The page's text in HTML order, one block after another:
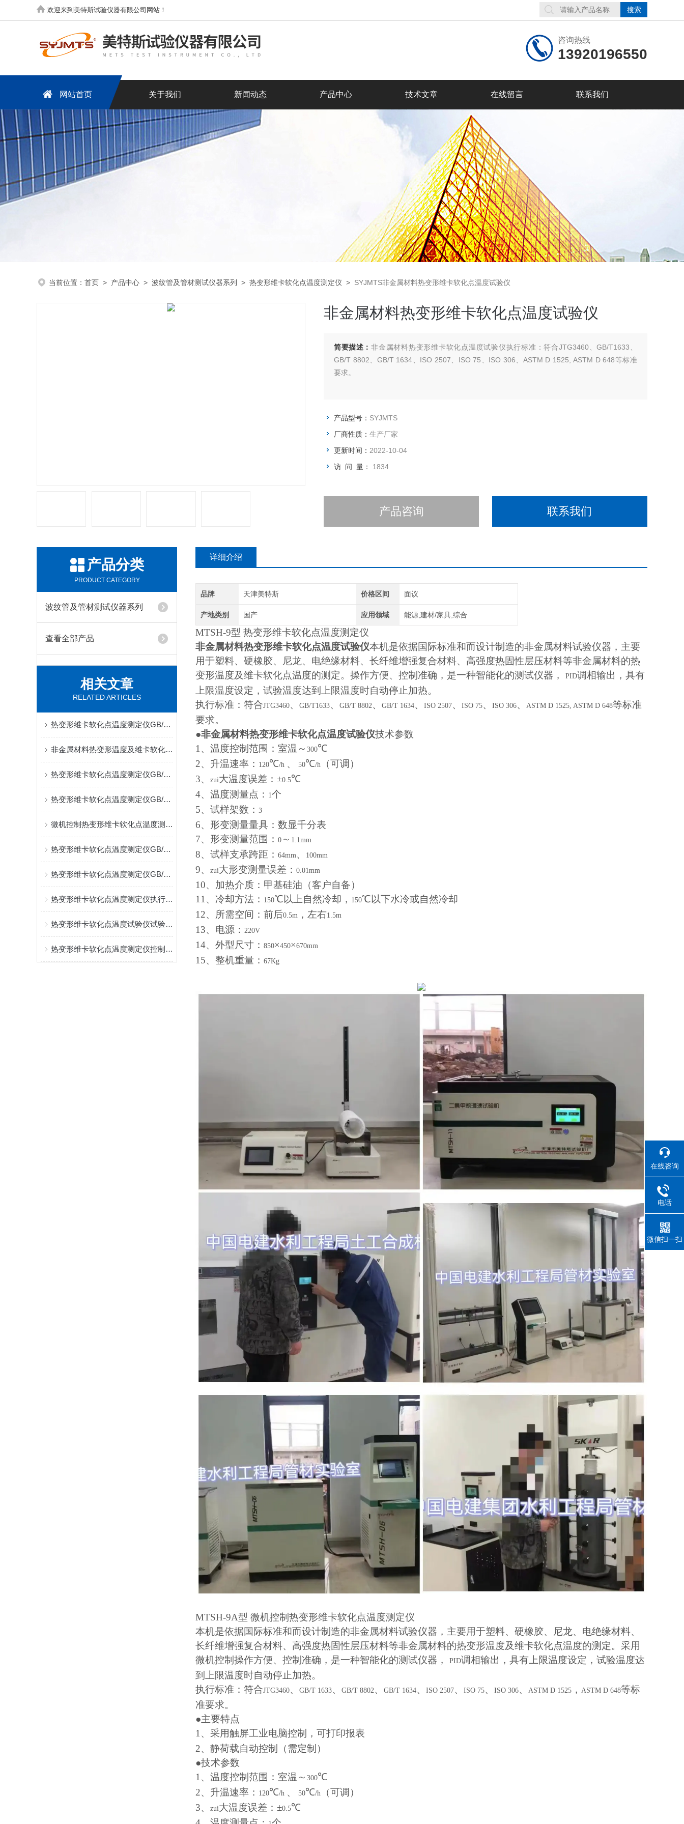
欢迎来到美特斯试验仪器有限公司网站！
咨询热线
13920196550
网站首页 关于我们 新闻动态 产品中心 技术文章 在线留言 联系我们
当前位置： 首页 > 产品中心 > 波纹管及管材测试仪器系列 > 热变形维卡软化点温度测定仪 > SYJMTS非金属材料热变形维卡软化点温度试验仪
非金属材料热变形维卡软化点温度试验仪
简要描述： 非金属材料热变形维卡软化点温度试验仪执行标准：符合JTG3460、GB/T1633、
GB/T 8802、GB/T 1634、ISO 2507、ISO 75、ISO 306、ASTM D 1525, ASTM D 648等标准
要求。
产品型号： SYJMTS
厂商性质： 生产厂家
更新时间： 2022-10-04
访 问 量： 1834
产品咨询 联系我们
产品分类
PRODUCT CATEGORY
波纹管及管材测试仪器系列
查看全部产品
相关文章
RELATED ARTICLES
热变形维卡软化点温度测定仪GB/T1633试验方式介绍
非金属材料热变形温度及维卡软化点温度GB/T1633
热变形维卡软化点温度测定仪GB/T1633试验方式
热变形维卡软化点温度测定仪GB/T8802试验标准
微机控制热变形维卡软化点温度测定仪可定制静荷载自动控制
热变形维卡软化点温度测定仪GB/T8802适用标准
热变形维卡软化点温度测定仪GB/T8802升温速率
热变形维卡软化点温度测定仪执行标准介绍
热变形维卡软化点温度试验仪试验温度范围
热变形维卡软化点温度测定仪控制方式可选
详细介绍
品牌 天津美特斯 价格区间 面议
产地类别 国产 应用领域 能源,建材/家具,综合
MTSH-9型 热变形维卡软化点温度测定仪
非金属材料热变形维卡软化点温度试验仪本机是依据国际标准和而设计制造的非金属材料试验仪器，主要
用于塑料、硬橡胶、尼龙、电绝缘材料、长纤维增强复合材料、高强度热固性层压材料等非金属材料的热
变形温度及维卡软化点温度的测定。操作方便、控制准确，是一种智能化的测试仪器，
PID调相输出，具有
上限温度设定，试验温度达到上限温度时自动停止加热。
执行标准：符合JTG3460、 GB/T1633、 GB/T 8802、 GB/T 1634、 ISO 2507、 ISO 75、 ISO 306、 ASTM D 1525, ASTM D 648等标准
要求。
●非金属材料热变形维卡软化点温度试验仪技术参数
1 、温度控制范围：室温～ 300℃
2、升温速率： 120℃/h 、 50℃/h
（可调）
3、 zui大温度误差：±0.5℃
4、温度测量点： 1个
5、试样架数： 3
6、形变测量量具：数显千分表
7、形变测量范围： 0 ～ 1.1mm
8、试样支承跨距： 64mm、 100mm
9、 zui大形变测量误差： 0.01mm
10、加热介质：甲基硅油（客户自备）
11 、冷却方法： 150℃以上自然冷却， 150℃以下水冷或自然冷却
12、所需空间：前后0.5m ，左右1.5m
13、电源： 220V
14、外型尺寸： 850×450×670mm
15、整机重量： 67Kg
MTSH-9A型 微机控制热变形维卡软化点温度测定仪
本机是依据国际标准和而设计制造的非金属材料试验仪器，主要用于塑料、硬橡胶、尼龙、电绝缘材料、
长纤维增强复合材料、高强度热固性层压材料等非金属材料的热变形温度及维卡软化点温度的测定。采用
微机控制操作方便、控制准确，是一种智能化的测试仪器，
PID调相输出，具有上限温度设定，试验温度达
到上限温度时自动停止加热。
执行标准：符合JTG3460、 GB/T 1633、 GB/T 8802 、 GB/T 1634、 ISO 2507、 ISO 75、 ISO 306、 ASTM D 1525 ， ASTM D 648等标
准要求。
●主要特点
1 、采用触屏工业电脑控制，可打印报表
2、静荷载自动控制（需定制）
●技术参数
1 、温度控制范围：室温～ 300℃
2、升温速率： 120℃/h 、 50℃/h
（可调）
3、 zui大温度误差：±0.5℃
在线咨询
电话
微信扫一扫